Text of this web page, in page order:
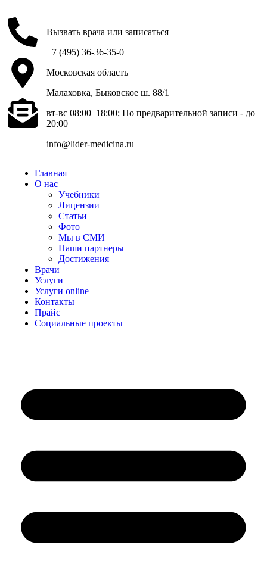
Вызвать врача или записаться
+7 (495) 36-36-35-0
Московская область
Малаховка, Быковское ш. 88/1
вт-вс 08:00–18:00; По предварительной записи - до
20:00
info@lider-medicina.ru
Главная
О нас
Учебники
Лицензии
Статьи
Фото
Мы в СМИ
Наши партнеры
Достижения
Врачи
Услуги
Услуги online
Контакты
Прайс
Социальные проекты